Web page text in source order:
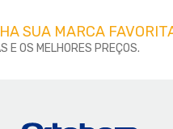
SUA MARCA
E OS MELHORES PREÇOS.